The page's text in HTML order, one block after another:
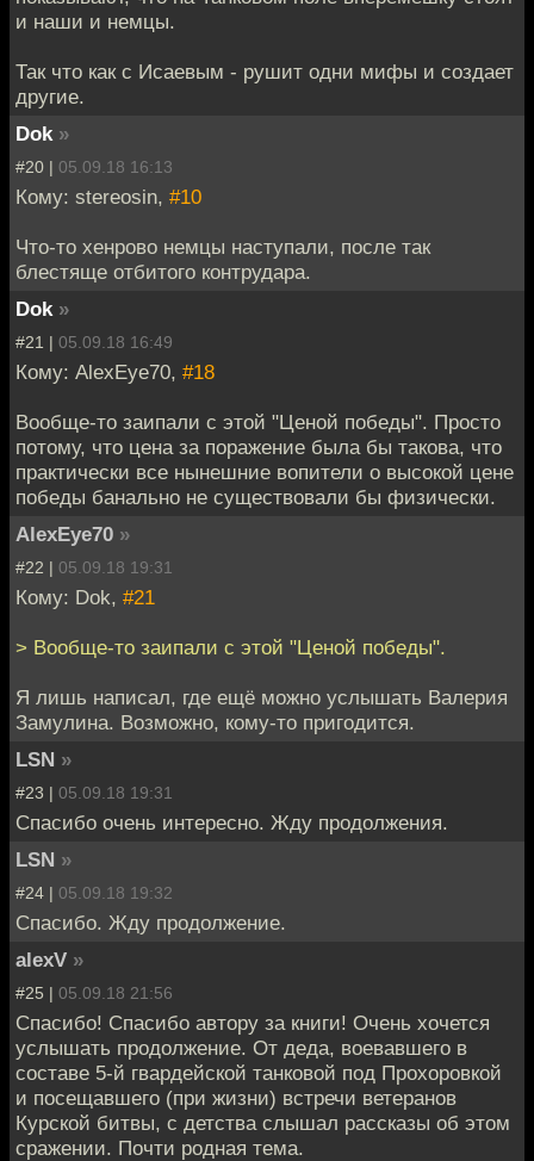
и наши и немцы.
Так что как с Исаевым - рушит одни мифы и создает
другие.
Dok »
#20 | 05.09.18 16:13
Кому: stereosin, #10
Что-то хенрово немцы наступали, после так
блестяще отбитого контрудара.
Dok »
#21 | 05.09.18 16:49
Кому: AlexEye70, #18
Вообще-то заипали с этой "Ценой победы". Просто
потому, что цена за поражение была бы такова, что
практически все нынешние вопители о высокой цене
победы банально не существовали бы физически.
AlexEye70 »
#22 | 05.09.18 19:31
Кому: Dok, #21
> Вообще-то заипали с этой "Ценой победы".
Я лишь написал, где ещё можно услышать Валерия
Замулина. Возможно, кому-то пригодится.
LSN »
#23 | 05.09.18 19:31
Спасибо очень интересно. Жду продолжения.
LSN »
#24 | 05.09.18 19:32
Спасибо. Жду продолжение.
alexV »
#25 | 05.09.18 21:56
Спасибо! Спасибо автору за книги! Очень хочется
услышать продолжение. От деда, воевавшего в
составе 5-й гвардейской танковой под Прохоровкой
и посещавшего (при жизни) встречи ветеранов
Курской битвы, с детства слышал рассказы об этом
сражении. Почти родная тема.